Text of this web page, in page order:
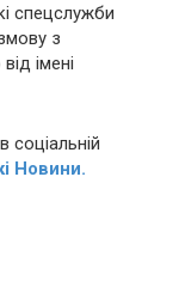
спецслужби
з
імені
соціальній
Новини.